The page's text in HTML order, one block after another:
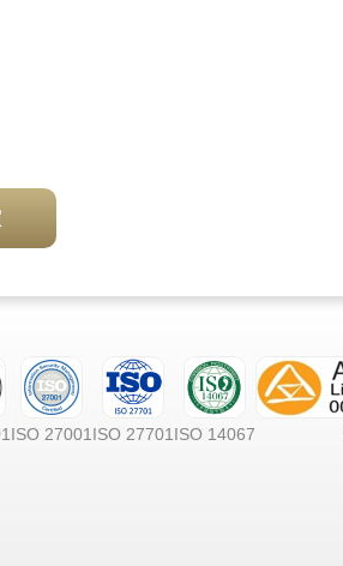
ISO 27001 ISO 27701 ISO 14067